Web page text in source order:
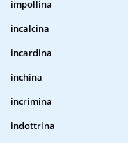
impollina
incalcina
incardina
inchina
incrimina
indottrina